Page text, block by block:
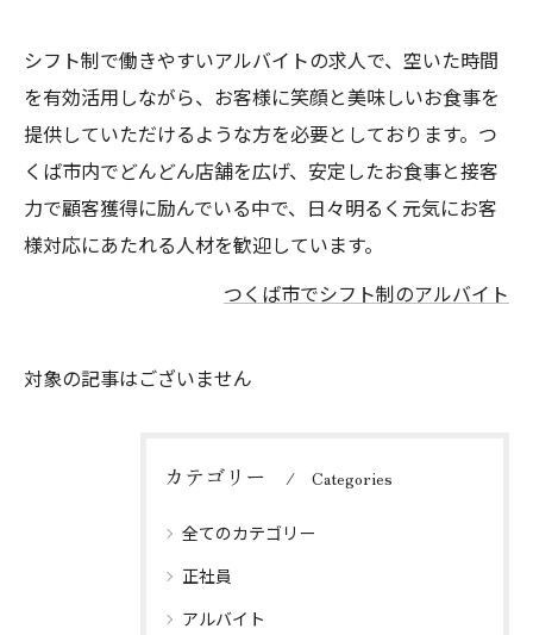
シフト制で働きやすいアルバイトの求人で、空いた時間
を有効活用しながら、お客様に笑顔と美味しいお食事を
提供していただけるような方を必要としております。つ
くば市内でどんどん店舗を広げ、安定したお食事と接客
力で顧客獲得に励んでいる中で、日々明るく元気にお客
様対応にあたれる人材を歓迎しています。
つくば市でシフト制のアルバイト
対象の記事はございません
カテゴリー Categories
全てのカテゴリー
正社員
アルバイト